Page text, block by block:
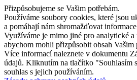
Přizpůsobujeme se Vašim potřebám.
Používáme soubory cookies, které jsou
a pomáhají nám shromažďovat
Využíváme je mimo jiné pro analytické a
abychom mohli přizpůsobit obsah Vašim
Více informací naleznete v dokumentu
údajů. Kliknutím na tlačítko "Souhlasím
souhlas s jejich používáním.